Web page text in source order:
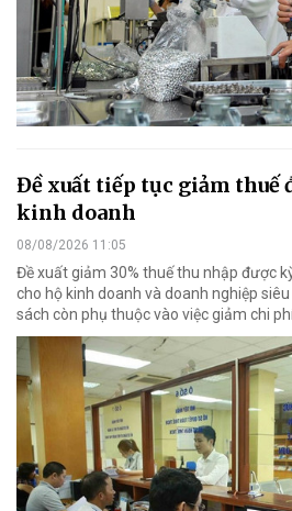
Đề xuất tiếp tục giảm thuế
kinh doanh
08/08/2026 11:05
Đề xuất giảm 30% thuế thu nhập được
cho hộ kinh doanh và doanh nghiệp
sách còn phụ thuộc vào việc giảm chi